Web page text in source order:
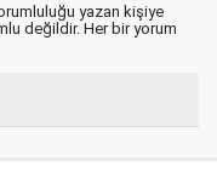
yazan kişiye
değildir. Her bir yorum